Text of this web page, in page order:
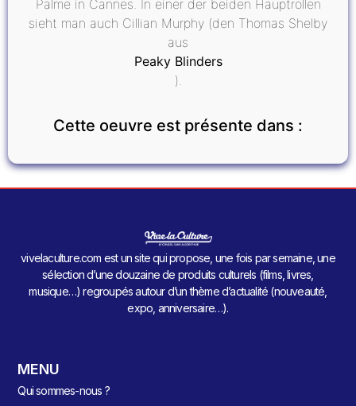
Palme in Cannes. In einer der beiden Hauptrollen
sieht man auch Cillian Murphy (den Thomas Shelby
aus
Peaky Blinders
).
Cette oeuvre est présente dans :
vivelaculture.com est un site qui propose, une fois par semaine, une
sélection d’une douzaine de produits culturels (films, livres,
musique…) regroupés autour d’un thème d’actualité (nouveauté,
expo, anniversaire…).
MENU
Qui sommes-nous ?